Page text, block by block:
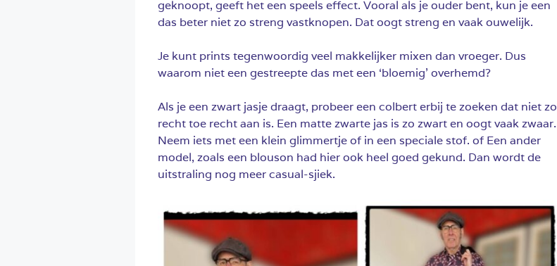
geknoopt, geeft het een speels effect. Vooral als je ouder bent, kun je een
das beter niet zo streng vastknopen. Dat oogt streng en vaak ouwelijk.
Je kunt prints tegenwoordig veel makkelijker mixen dan vroeger. Dus
waarom niet een gestreepte das met een ‘bloemig’ overhemd?
Als je een zwart jasje draagt, probeer een colbert erbij te zoeken dat niet zo
recht toe recht aan is. Een matte zwarte jas is zo zwart en oogt vaak zwaar.
Neem iets met een klein glimmertje of in een speciale stof. of Een ander
model, zoals een blouson had hier ook heel goed gekund. Dan wordt de
uitstraling nog meer casual-sjiek.